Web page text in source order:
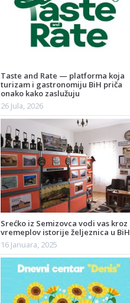
Taste and Rate — platforma koja
turizam i gastronomiju BiH priča
onako kako zaslužuju
26 Jula, 2026
Srećko iz Semizovca vodi vas kroz
vremeplov istorije željeznica u BiH
16 Januara, 2025